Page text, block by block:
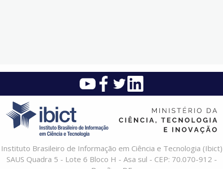
Instituto Brasileiro de Informação em Ciência e Tecnologia (Ibict)
SAUS Quadra 5 - Lote 6 Bloco H - Asa sul - CEP: 70.070-912 -